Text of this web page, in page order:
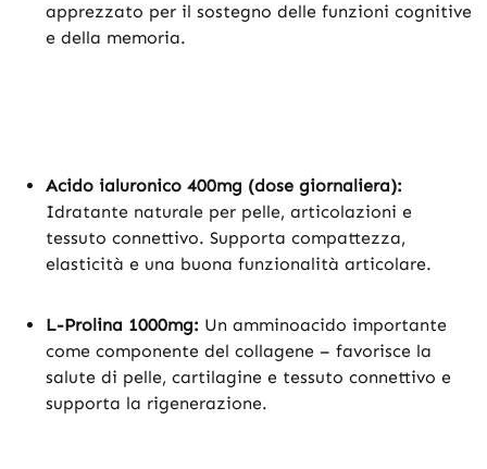
apprezzato per il sostegno delle funzioni cognitive
e della memoria.
Acido ialuronico 400mg (dose giornaliera):
Idratante naturale per pelle, articolazioni e
tessuto connettivo. Supporta compattezza,
elasticità e una buona funzionalità articolare.
L-Prolina 1000mg: Un amminoacido importante
come componente del collagene – favorisce la
salute di pelle, cartilagine e tessuto connettivo e
supporta la rigenerazione.